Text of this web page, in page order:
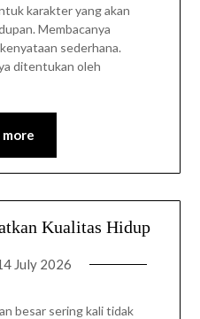
karakter yang akan
Membacanya
sederhana.
ditentukan oleh
more
Kualitas Hidup
July 2026
besar sering kali tidak